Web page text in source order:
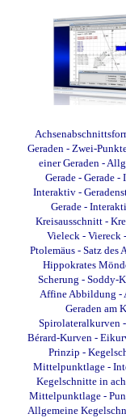
Geraden - Zwei-
einer Geraden -
Gerade - Gerade
Interaktiv -
Gerade -
Kreisausschnitt-
Vieleck- Viereck-
Ptolemäus- Satz des
Hippokrates
Scherung - Soddy-
Affine Abbildung -
Geraden am
Spirolateralkurven -
Bérard-Kurven -
Prinzip -
Mittelpunktlage -
Kegelschnitte in
Mittelpunktlage -
Allgemeine